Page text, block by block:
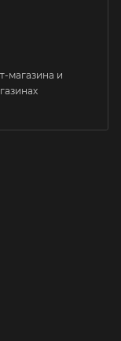
магазина и